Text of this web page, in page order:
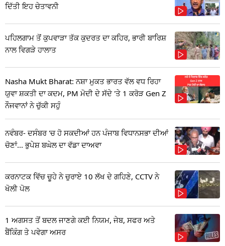
ਦਿੱਤੀ ਇਹ ਚੇਤਾਵਨੀ
ਪਹਿਲਗਾਮ ਤੋਂ ਕੁਪਵਾੜਾ ਤੱਕ ਕੁਦਰਤ ਦਾ ਕਹਿਰ, ਭਾਰੀ ਬਾਰਿਸ਼
ਨਾਲ ਵਿਗੜੇ ਹਾਲਾਤ
Nasha Mukt Bharat: ਨਸ਼ਾ ਮੁਕਤ ਭਾਰਤ ਵੱਲ ਵਧ ਰਿਹਾ
ਯੁਵਾ ਸ਼ਕਤੀ ਦਾ ਕਦਮ, PM ਮੋਦੀ ਦੇ ਸੱਦੇ 'ਤੇ 1 ਕਰੋੜ Gen Z
ਨੌਜਵਾਨਾਂ ਨੇ ਚੁੱਕੀ ਸਹੁੰ
ਨਵੰਬਰ- ਦਸੰਬਰ 'ਚ ਹੋ ਸਕਦੀਆਂ ਹਨ ਪੰਜਾਬ ਵਿਧਾਨਸਭਾ ਦੀਆਂ
ਚੋਣਾਂ... ਭੁਪੇਸ਼ ਬਘੇਲ ਦਾ ਵੱਡਾ ਦਾਅਵਾ
ਕਰਨਾਟਕ ਵਿੱਚ ਚੂਹੇ ਨੇ ਚੁਰਾਏ 10 ਲੱਖ ਦੇ ਗਹਿਣੇ, CCTV ਨੇ
ਖੋਲੀ ਪੋਲ
1 ਅਗਸਤ ਤੋਂ ਬਦਲ ਜਾਣਗੇ ਕਈ ਨਿਯਮ, ਜੇਬ, ਸਫਰ ਅਤੇ
ਬੈਂਕਿੰਗ ਤੇ ਪਵੇਗਾ ਅਸਰ